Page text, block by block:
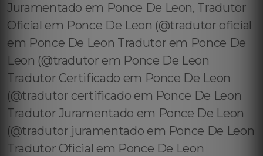
Juramentado em Ponce De Leon, Tradutor
Oficial em Ponce De Leon (@tradutor oficial
em Ponce De Leon Tradutor em Ponce De
Leon (@tradutor em Ponce De Leon
Tradutor Certificado em Ponce De Leon
(@tradutor certificado em Ponce De Leon
Tradutor Juramentado em Ponce De Leon
(@tradutor juramentado em Ponce De Leon
Tradutor Oficial em Ponce De Leon